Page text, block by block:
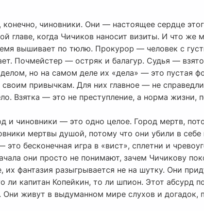
чиновники. Они — настоящее сердце
главе, когда Чичиков наносит визиты. И что
вышивает по тюлю. Прокурор — человек с
Почмейстер — остряк и балагур. Судья —
но на самом деле их «дела» — это пустая
привычкам. Для них главное — не
Взятка — это не преступление, а норма жизни,
и чиновники — это одно целое. Город мертв,
мертвы душой, потому что они убили в себе
бесконечная игра в «вист», сплетни и
они просто не понимают, зачем Чичикову
их фантазия разыгрывается не на шутку. Они
капитан Копейкин, то ли шпион. Этот абсурд
Они живут в выдуманном мире слухов и догадок,